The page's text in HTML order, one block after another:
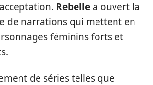
Rebelle a ouvert la
de narrations qui mettent en
féminins forts et
de séries telles que